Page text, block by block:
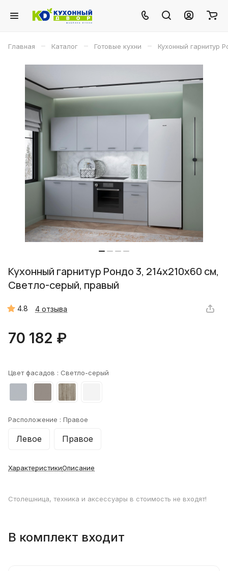
Главная – Каталог – Готовые кухни – Кухонный гарнитур
Кухонный гарнитур Рондо 3, 214x210x60 см,
Светло-серый, правый
4.8 4 отзыва
70 182 ₽
Цвет фасадов : Светло-серый
Расположение : Правое
Левое Правое
ХарактеристикиОписание
Столешница, техника и аксессуары в стоимость не входят!
В комплект входит